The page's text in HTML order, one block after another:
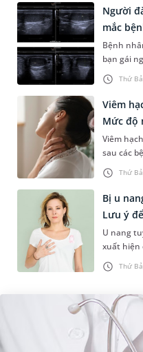
Thứ
Người
mắc
Bệnh
bạn gái
sức khỏe
làm các
Thứ
Viêm
Mức độ
Viêm
sau các
liên quan
hiểu
Thứ
Bị u
Lưu ý
U nang
xuất hiện
được
thường